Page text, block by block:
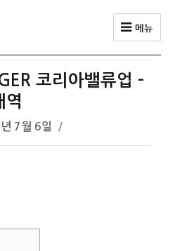
메뉴
코리아밸류업 –
역
7월 6일